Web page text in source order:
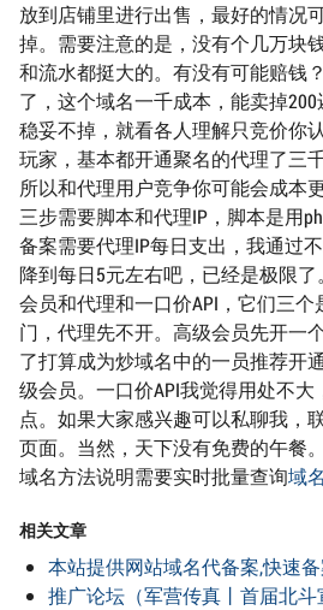
放到店铺里进行出售，最好的情况
掉。需要注意的是，没有个几万块
和流水都挺大的。有没有可能赔钱
了，这个域名一千成本，能卖掉
稳妥不掉，就看各人理解只竞价你
玩家，基本都开通聚名的代理了三
所以和代理用户竞争你可能会成本
三步需要脚本和代理IP，脚本是用
备案需要代理IP每日支出，我通过
降到每日5元左右吧，已经是极限
会员和代理和一口价API，它们三个
门，代理先不开。高级会员先开一
了打算成为炒域名中的一员推荐开
级会员。一口价API我觉得用处不
点。如果大家感兴趣可以私聊我，
页面。当然，天下没有免费的午餐
域名方法说明需要实时批量查询域
相关文章
本站提供网站域名代备案,快速
推广论坛（军营传真丨首届北